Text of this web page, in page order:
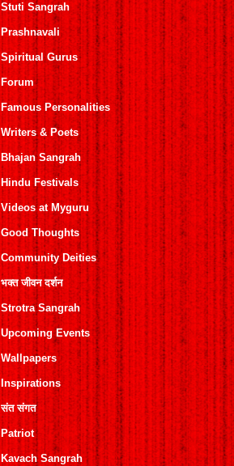
Stuti Sangrah
Prashnavali
Spiritual Gurus
Forum
Famous Personalities
Writers & Poets
Bhajan Sangrah
Hindu Festivals
Videos at Myguru
Good Thoughts
Community Deities
भक्त जीवन दर्शन
Strotra Sangrah
Upcoming Events
Wallpapers
Inspirations
संत संगत
Patriot
Kavach Sangrah